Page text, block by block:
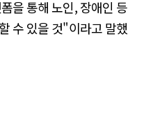
을 통해 노인, 장애인 등
수 있을 것"이라고 말했